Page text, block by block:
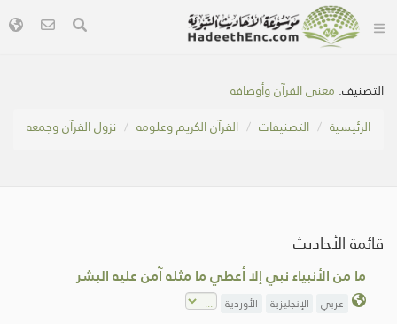
التصنيف: معنى القرآن وأوصافه
الرئيسية
التصنيفات القرآن الكريم وعلومه نزول القرآن وجمعه
قائمة الأحاديث
ما من الأنبياء نبي إلا أعطي ما مثله آمن عليه البشر
عربي الإنجليزية الأوردية